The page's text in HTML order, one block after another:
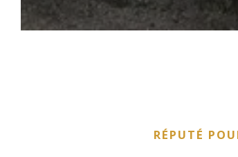
RÉPUTÉ